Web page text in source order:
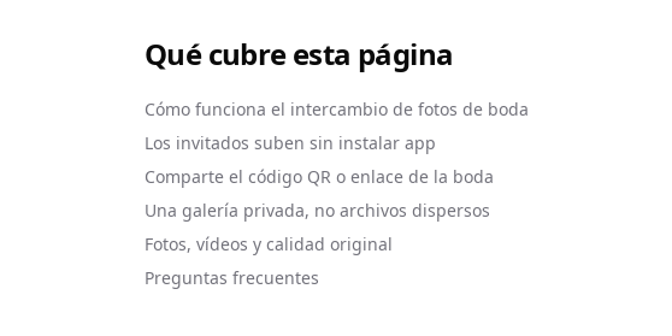
Qué cubre esta página
Cómo funciona el intercambio de fotos de boda
Los invitados suben sin instalar app
Comparte el código QR o enlace de la boda
Una galería privada, no archivos dispersos
Fotos, vídeos y calidad original
Preguntas frecuentes